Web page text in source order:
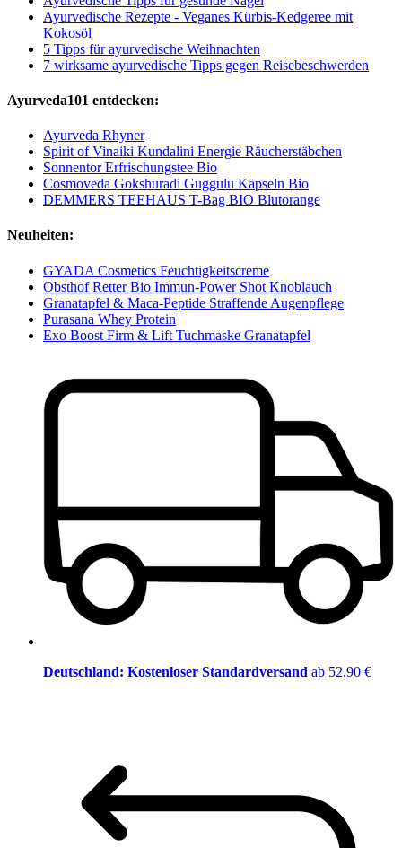
Ayurvedische Rezepte - Veganes Kürbis-Kedgeree mit
Kokosöl
5 Tipps für ayurvedische Weihnachten
7 wirksame ayurvedische Tipps gegen Reisebeschwerden
Ayurveda101 entdecken:
Ayurveda Rhyner
Spirit of Vinaiki Kundalini Energie Räucherstäbchen
Sonnentor Erfrischungstee Bio
Cosmoveda Gokshuradi Guggulu Kapseln Bio
DEMMERS TEEHAUS T-Bag BIO Blutorange
Neuheiten:
GYADA Cosmetics Feuchtigkeitscreme
Obsthof Retter Bio Immun-Power Shot Knoblauch
Granatapfel & Maca-Peptide Straffende Augenpflege
Purasana Whey Protein
Exo Boost Firm & Lift Tuchmaske Granatapfel
Deutschland: Kostenloser Standardversand ab 52,90 €